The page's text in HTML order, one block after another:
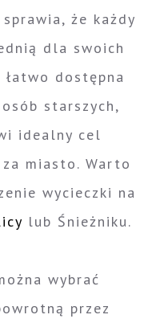
że każdy
dla swoich
dostępna
starszych,
idealny cel
miasto. Warto
wycieczki na
lub Śnieżniku.
wybrać
przez